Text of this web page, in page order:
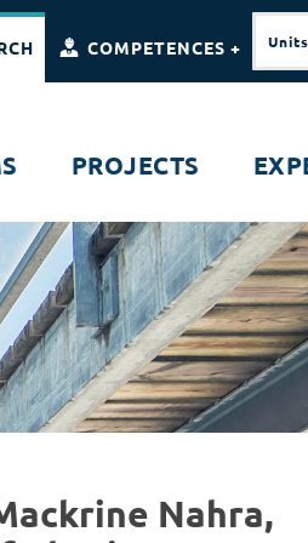
COMPETENCES +
PROJECTS
Nahra,